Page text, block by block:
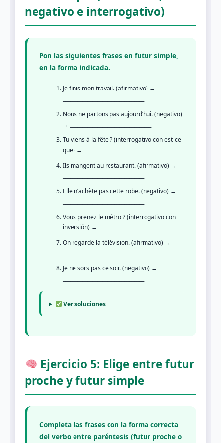
negativo e interrogativo)
Pon las siguientes frases en futur simple,
en la forma indicada.
Je finis mon travail. (afirmativo) →
Nous ne partons pas aujourd’hui. (negativo)
→ _________________________________
Tu viens à la fête ? (interrogativo con est-ce
que) → _________________________________
Ils mangent au restaurant. (afirmativo) →
Elle n’achète pas cette robe. (negativo) →
Vous prenez le métro ? (interrogativo con
inversión) → _________________________________
On regarde la télévision. (afirmativo) →
Je ne sors pas ce soir. (negativo) →
Ver soluciones
Ejercicio 5: Elige entre futur
proche y futur simple
Completa las frases con la forma correcta
del verbo entre paréntesis (futur proche o